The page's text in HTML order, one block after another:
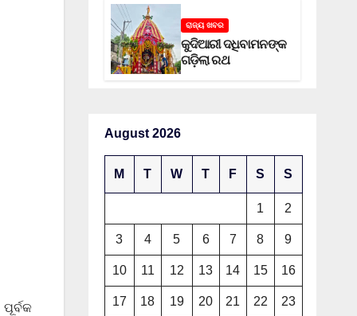
ରାଜ୍ୟ ଖବର
କୁଦିଆରୀ ଦଧିବାମନଙ୍କ
ଗଡ଼ିଲା ରଥ
August 2026
M T W T F S S
1 2
3 4 5 6 7 8 9
10 11 12 13 14 15 16
17 18 19 20 21 22 23